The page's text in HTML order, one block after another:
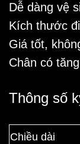
Dễ dàng vệ
Kích thước
Giá tốt,
Chân có
Thông số
Chiều dài